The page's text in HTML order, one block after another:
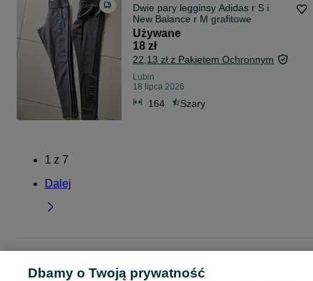
Dwie pary legginsy Adidas r S i
New Balance r M grafitowe
Używane
18 zł
22,13 zł z Pakietem Ochronnym
Lubin
18 lipca 2026
164 Szary
1 z 7
Dalej
Legginsy
Legginsy - Dolnośląskie Legginsy - Lubin
Dbamy o Twoją prywatność